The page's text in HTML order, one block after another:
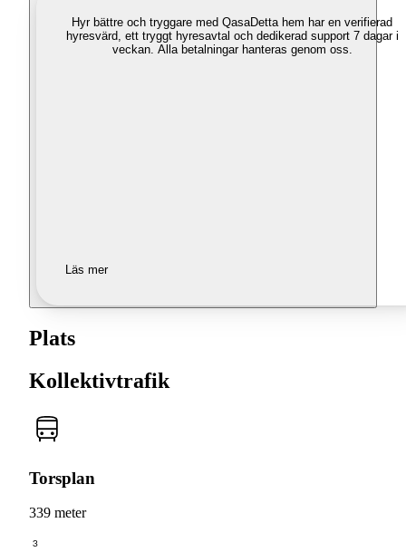
Hyr bättre och tryggare med QasaDetta hem har en verifierad
hyresvärd, ett tryggt hyresavtal och dedikerad support 7 dagar i
veckan. Alla betalningar hanteras genom oss.
Läs mer
Plats
Kollektivtrafik
Torsplan
339 meter
3